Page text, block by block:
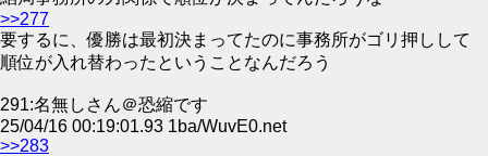
>>277
要するに、優勝は最初決まってたのに事務所がゴリ押しして
順位が入れ替わったということなんだろう
291:名無しさん＠恐縮です
25/04/16 00:19:01.93 1ba/WuvE0.net
>>283